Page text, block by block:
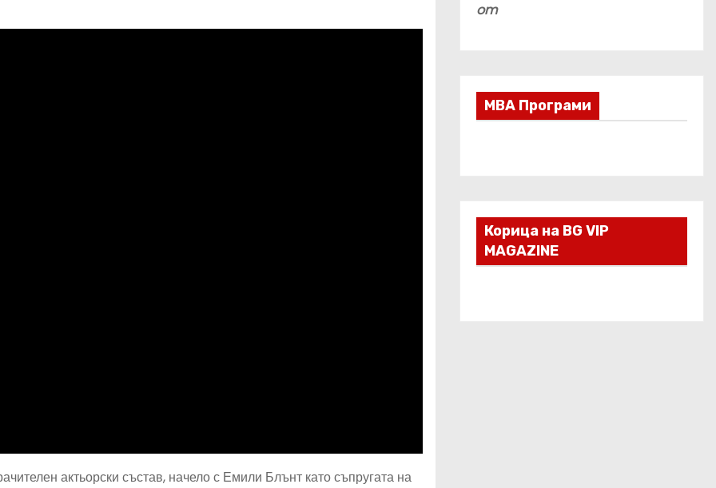
актьорски състав, начело с Емили Блънт като съпругата на
om
МВА Програми
Корица на BG VIP
MAGAZINE